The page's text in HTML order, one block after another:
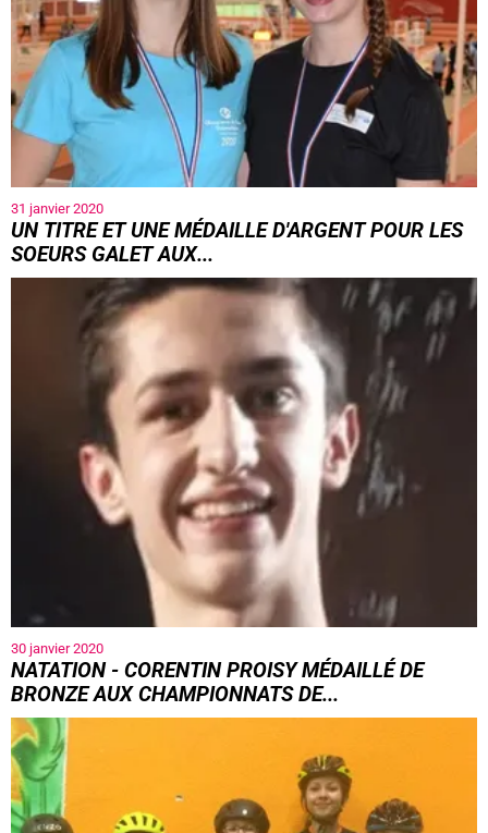
31 janvier 2020
UN TITRE ET UNE MÉDAILLE D'ARGENT POUR LES
SOEURS GALET AUX...
30 janvier 2020
NATATION - CORENTIN PROISY MÉDAILLÉ DE
BRONZE AUX CHAMPIONNATS DE...